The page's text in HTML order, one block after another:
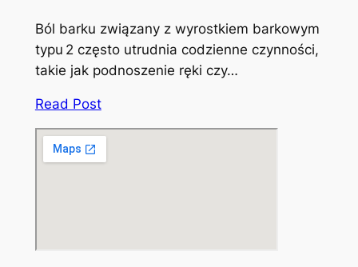
Ból barku związany z wyrostkiem barkowym
typu 2 często utrudnia codzienne czynności,
takie jak podnoszenie ręki czy…
Read Post